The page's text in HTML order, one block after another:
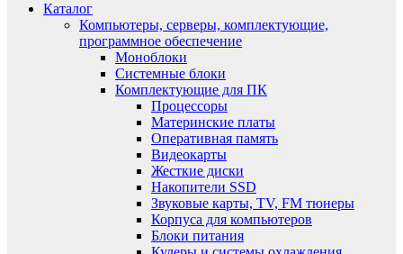
Каталог
Компьютеры, серверы, комплектующие,
программное обеспечение
Моноблоки
Системные блоки
Комплектующие для ПК
Процессоры
Материнские платы
Оперативная память
Видеокарты
Жесткие диски
Накопители SSD
Звуковые карты, TV, FM тюнеры
Корпуса для компьютеров
Блоки питания